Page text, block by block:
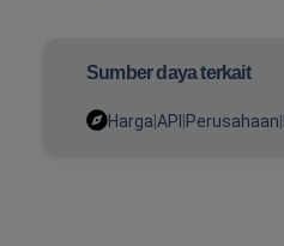
Sumber daya terkait
Harga API Perusahaan